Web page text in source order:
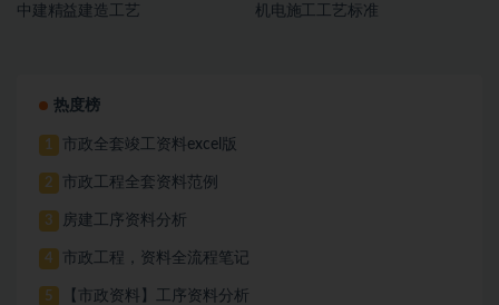
中建精益建造工艺 机电施工工艺标准
热度榜
1 市政全套竣工资料excel版
2 市政工程全套资料范例
3 房建工序资料分析
4 市政工程，资料全流程笔记
5 【市政资料】工序资料分析